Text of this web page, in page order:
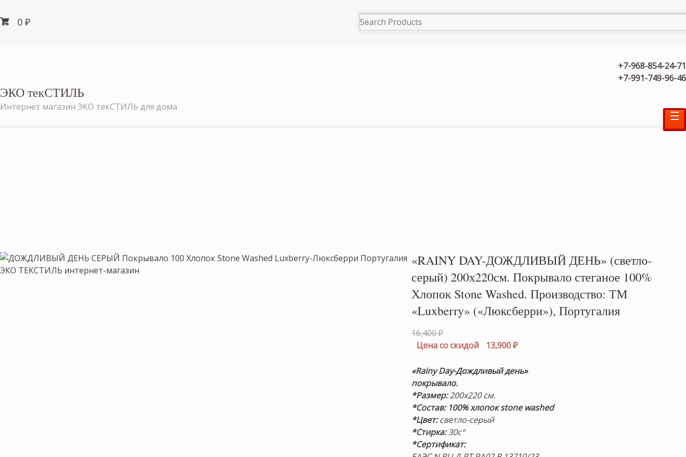
0₽
+7-968-854-24-71
+7-991-749-96-46
ЭКО текСТИЛЬ
Интернет магазин ЭКО текСТИЛЬ для дома
☰
«RAINY DAY-ДОЖДЛИВЫЙ ДЕНЬ» (светло-
серый) 200х220см. Покрывало стеганое 100%
Хлопок Stone Washed. Производство: ТМ
«Luxberry» («Люксберри»), Португалия
16,400₽Первоначальная
цена
16,400 ₽.
Цена со скидой 13,900₽Текущая
13,900 ₽.
«Rainy Day-Дождливый день»
покрывало.
*Размер:200х220 см.
*Состав: 100% хлопок stone washed
*Цвет:светло-серый
*Стирка:30с°
*Сертификат: